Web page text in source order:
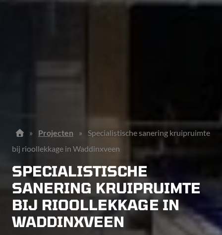
» Projecten »
Specialistische sanering kruipruimte
bij rioollekkage in Waddinxveen
SPECIALISTISCHE
SANERING KRUIPRUIMTE
BIJ RIOOLLEKKAGE IN
WADDINXVEEN